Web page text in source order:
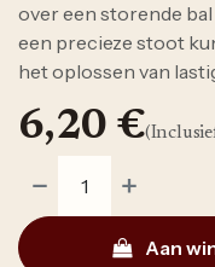
over een storende
een precieze stoot
het oplossen van
Aan
6,20 €